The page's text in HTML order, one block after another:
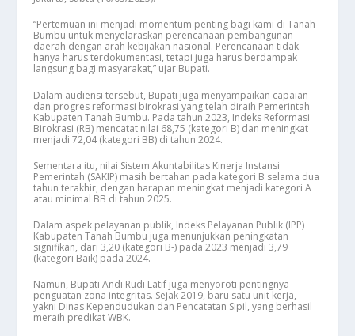
“Pertemuan ini menjadi momentum penting bagi kami di Tanah
Bumbu untuk menyelaraskan perencanaan pembangunan
daerah dengan arah kebijakan nasional. Perencanaan tidak
hanya harus terdokumentasi, tetapi juga harus berdampak
langsung bagi masyarakat,” ujar Bupati.
Dalam audiensi tersebut, Bupati juga menyampaikan capaian
dan progres reformasi birokrasi yang telah diraih Pemerintah
Kabupaten Tanah Bumbu. Pada tahun 2023, Indeks Reformasi
Birokrasi (RB) mencatat nilai 68,75 (kategori B) dan meningkat
menjadi 72,04 (kategori BB) di tahun 2024.
Sementara itu, nilai Sistem Akuntabilitas Kinerja Instansi
Pemerintah (SAKIP) masih bertahan pada kategori B selama dua
tahun terakhir, dengan harapan meningkat menjadi kategori A
atau minimal BB di tahun 2025.
Dalam aspek pelayanan publik, Indeks Pelayanan Publik (IPP)
Kabupaten Tanah Bumbu juga menunjukkan peningkatan
signifikan, dari 3,20 (kategori B-) pada 2023 menjadi 3,79
(kategori Baik) pada 2024.
Namun, Bupati Andi Rudi Latif juga menyoroti pentingnya
penguatan zona integritas. Sejak 2019, baru satu unit kerja,
yakni Dinas Kependudukan dan Pencatatan Sipil, yang berhasil
meraih predikat WBK.